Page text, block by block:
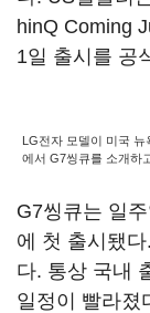
hinQ Coming
1일 출시를 공
LG전자 모델이 미국
에서 G7씽큐를 소개하
G7씽큐는 일
에 첫 출시됐
다. 통상 국내
일정이 빨라졌